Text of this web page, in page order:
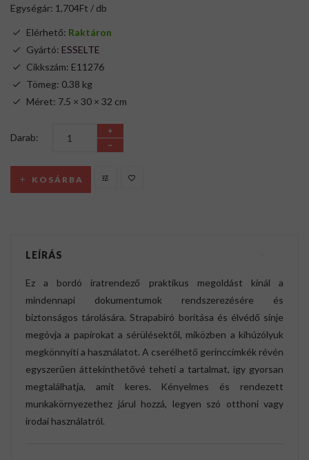
Egységár: 1,704Ft / db
Elérhető: Raktáron
Gyártó: ESSELTE
Cikkszám: E11276
Tömeg: 0.38 kg
Méret: 7.5 × 30 × 32 cm
Darab:
KOSÁRBA
LEÍRÁS
Ez a bordó iratrendező praktikus megoldást kínál a
mindennapi dokumentumok rendszerezésére és
biztonságos tárolására. Strapabíró borítása és élvédő sínje
megóvja a papírokat a sérülésektől, miközben a kihúzólyuk
megkönnyíti a használatot. A cserélhető gerinccímkék révén
egyszerűen áttekinthetővé teheti a tartalmat, így gyorsan
megtalálhatja, amit keres. Kényelmes és rendezett
munkakörnyezethez járul hozzá, legyen szó otthoni vagy
irodai használatról.